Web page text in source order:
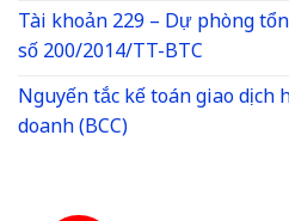
Tài khoản 229 – Dự phòng
số 200/2014/TT-BTC
Nguyến tắc kế toán giao
doanh (BCC)